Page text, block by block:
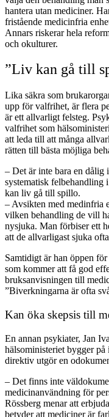
hantera utan mediciner.
fristående medicinfria
Annars riskerar hela
och okulturer.
”Liv kan gå till
Lika säkra som
upp för valfrihet, är flera
är ett allvarligt felsteg.
valfrihet som
att leda till att många
rätten till bästa möjliga
– Det är inte bara en dålig
systematisk felbehandling
kan liv gå till spillo.
– Avsikten med medinfria
vilken behandling de vill
nysjuka. Man förbiser ett
att de allvarligast sjuka
Samtidigt är han öppen
som kommer att få god
bruksanvisningen till
”Biverkningarna är ofta
Kan öka skepsis till
En annan psykiater, Jan
hälsoministeriet bygger
direktiv utgör en
– Det finns inte
medicinanvändning för
Rössberg menar att
betyder att mediciner är